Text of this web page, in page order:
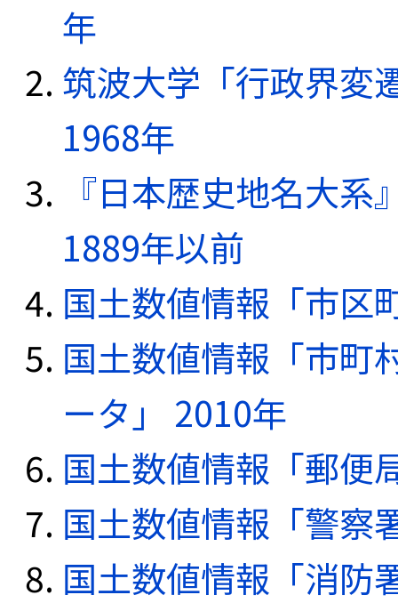
年
筑波大学「行政界変
1968年
『日本歴史地名大
1889年以前
国土数値情報「市区
国土数値情報「市町
ータ」 2010年
国土数値情報「郵便
国土数値情報「警察
国土数値情報「消防